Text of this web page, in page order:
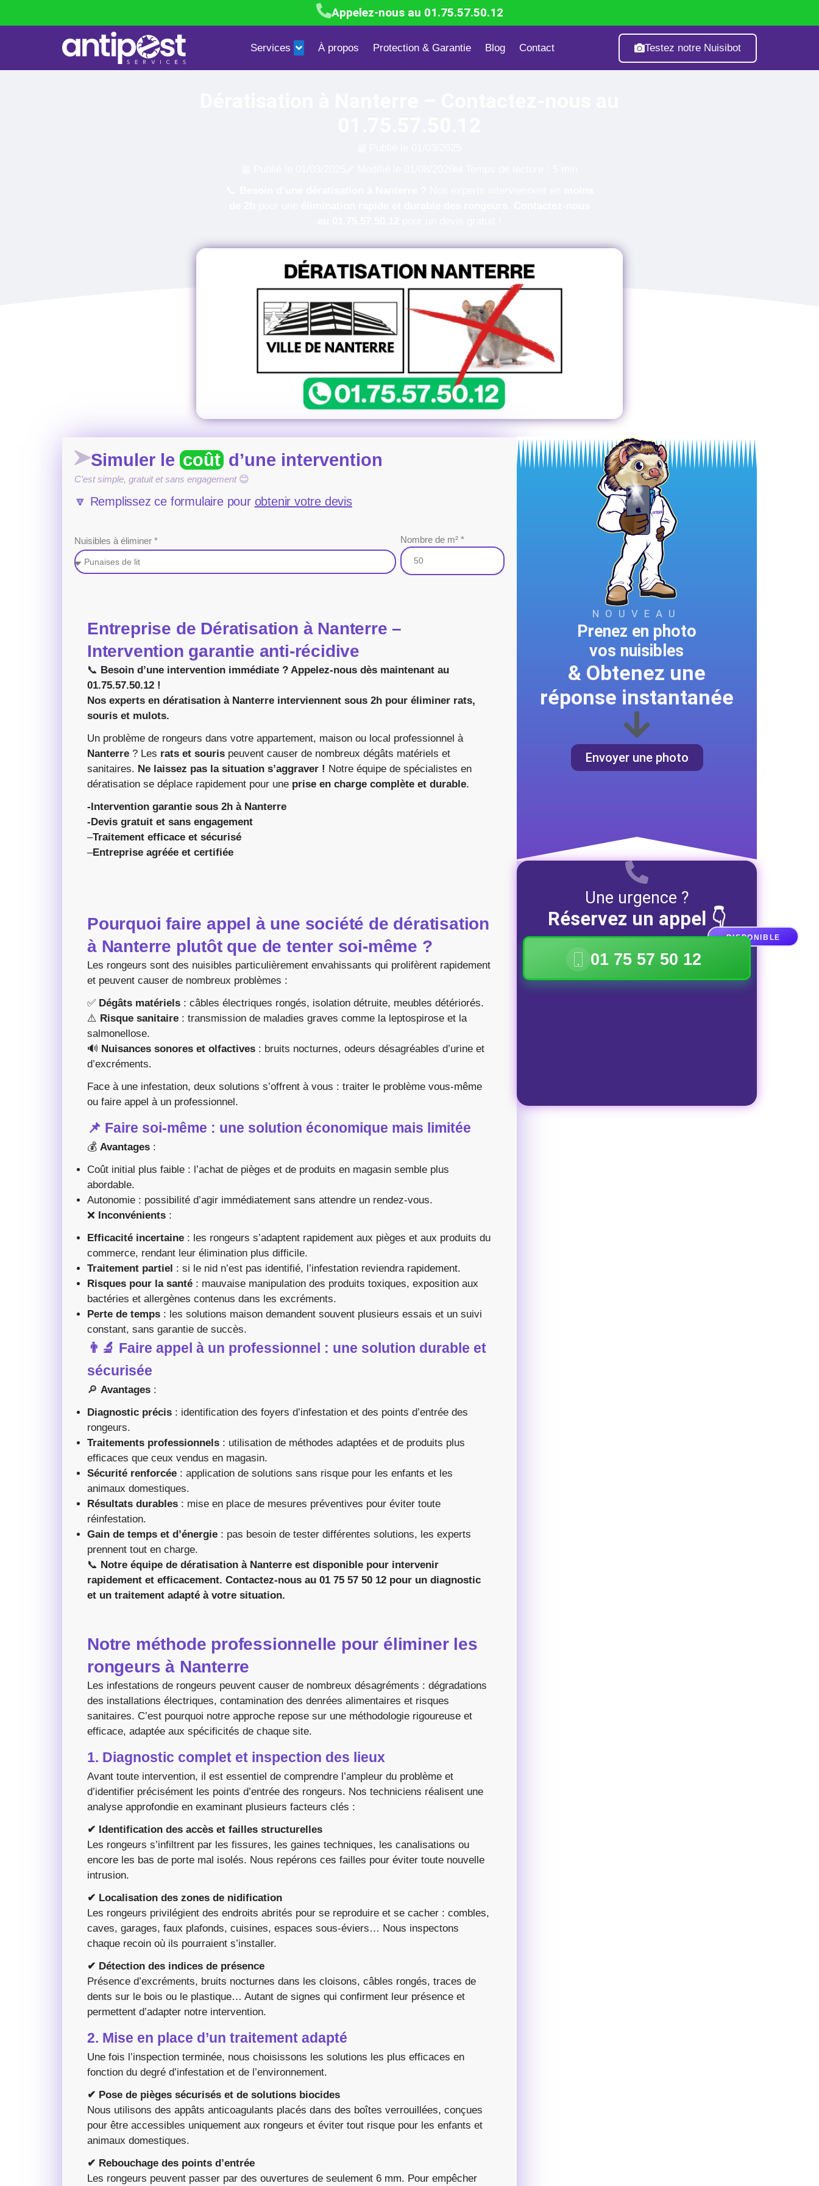
Appelez-nous au 01.75.57.50.12
Services À propos Protection & Garantie Blog Contact Testez notre Nuisibot
Punaises de lit Blattes & Cafards Mites textiles & alimentaires Dépigeonnage Guêpes & Frelons
Simuler le coût d’une intervention
C’est simple, gratuit et sans engagement 😊
🔽 Remplissez ce formulaire pour obtenir votre devis
Nuisibles à éliminer * Nombre de m² *
Entreprise de Dératisation à Nanterre –
Intervention garantie anti-récidive
📞 Besoin d’une intervention immédiate ? Appelez-nous dès maintenant au
01.75.57.50.12 !
Nos experts en dératisation à Nanterre interviennent sous 2h pour éliminer rats,
souris et mulots.
Un problème de rongeurs dans votre appartement, maison ou local professionnel à
Nanterre ? Les rats et souris peuvent causer de nombreux dégâts matériels et
sanitaires. Ne laissez pas la situation s’aggraver ! Notre équipe de spécialistes en
dératisation se déplace rapidement pour une prise en charge complète et durable.
-Intervention garantie sous 2h à Nanterre
-Devis gratuit et sans engagement
–Traitement efficace et sécurisé
–Entreprise agréée et certifiée
Pourquoi faire appel à une société de dératisation
à Nanterre plutôt que de tenter soi-même ?
Les rongeurs sont des nuisibles particulièrement envahissants qui prolifèrent rapidement
et peuvent causer de nombreux problèmes :
✅ Dégâts matériels : câbles électriques rongés, isolation détruite, meubles détériorés.
⚠️ Risque sanitaire : transmission de maladies graves comme la leptospirose et la
salmonellose.
🔊 Nuisances sonores et olfactives : bruits nocturnes, odeurs désagréables d’urine et
d’excréments.
Face à une infestation, deux solutions s’offrent à vous : traiter le problème vous-même
ou faire appel à un professionnel.
📌 Faire soi-même : une solution économique mais limitée
💰 Avantages :
Coût initial plus faible : l’achat de pièges et de produits en magasin semble plus
abordable.
Autonomie : possibilité d’agir immédiatement sans attendre un rendez-vous.
❌ Inconvénients :
Efficacité incertaine : les rongeurs s’adaptent rapidement aux pièges et aux produits du
commerce, rendant leur élimination plus difficile.
Traitement partiel : si le nid n’est pas identifié, l’infestation reviendra rapidement.
Risques pour la santé : mauvaise manipulation des produits toxiques, exposition aux
bactéries et allergènes contenus dans les excréments.
Perte de temps : les solutions maison demandent souvent plusieurs essais et un suivi
constant, sans garantie de succès.
👨‍🔬 Faire appel à un professionnel : une solution durable et
sécurisée
🔎 Avantages :
Diagnostic précis : identification des foyers d’infestation et des points d’entrée des
rongeurs.
Traitements professionnels : utilisation de méthodes adaptées et de produits plus
efficaces que ceux vendus en magasin.
Sécurité renforcée : application de solutions sans risque pour les enfants et les
animaux domestiques.
Résultats durables : mise en place de mesures préventives pour éviter toute
réinfestation.
Gain de temps et d’énergie : pas besoin de tester différentes solutions, les experts
prennent tout en charge.
📞 Notre équipe de dératisation à Nanterre est disponible pour intervenir
rapidement et efficacement. Contactez-nous au 01 75 57 50 12 pour un diagnostic
et un traitement adapté à votre situation.
Notre méthode professionnelle pour éliminer les
rongeurs à Nanterre
Les infestations de rongeurs peuvent causer de nombreux désagréments : dégradations
des installations électriques, contamination des denrées alimentaires et risques
sanitaires. C’est pourquoi notre approche repose sur une méthodologie rigoureuse et
efficace, adaptée aux spécificités de chaque site.
1. Diagnostic complet et inspection des lieux
Avant toute intervention, il est essentiel de comprendre l’ampleur du problème et
d’identifier précisément les points d’entrée des rongeurs. Nos techniciens réalisent une
analyse approfondie en examinant plusieurs facteurs clés :
✔ Identification des accès et failles structurelles
Les rongeurs s’infiltrent par les fissures, les gaines techniques, les canalisations ou
encore les bas de porte mal isolés. Nous repérons ces failles pour éviter toute nouvelle
intrusion.
✔ Localisation des zones de nidification
Les rongeurs privilégient des endroits abrités pour se reproduire et se cacher : combles,
caves, garages, faux plafonds, cuisines, espaces sous-éviers… Nous inspectons
chaque recoin où ils pourraient s’installer.
✔ Détection des indices de présence
Présence d’excréments, bruits nocturnes dans les cloisons, câbles rongés, traces de
dents sur le bois ou le plastique… Autant de signes qui confirment leur présence et
permettent d’adapter notre intervention.
2. Mise en place d’un traitement adapté
Une fois l’inspection terminée, nous choisissons les solutions les plus efficaces en
fonction du degré d’infestation et de l’environnement.
✔ Pose de pièges sécurisés et de solutions biocides
Nous utilisons des appâts anticoagulants placés dans des boîtes verrouillées, conçues
pour être accessibles uniquement aux rongeurs et éviter tout risque pour les enfants et
animaux domestiques.
✔ Rebouchage des points d’entrée
Les rongeurs peuvent passer par des ouvertures de seulement 6 mm. Pour empêcher
NOUVEAU
Prenez en photo
vos nuisibles
& Obtenez une
réponse instantanée
Envoyer une photo
Une urgence ?
Réservez un appel 👇
01 75 57 50 12
DISPONIBLE